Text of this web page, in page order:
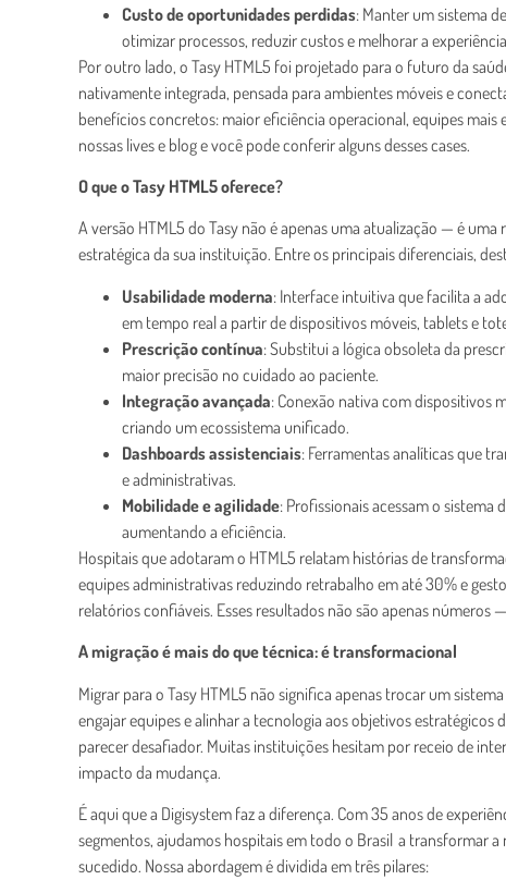
Custo de oportunidades perdidas: Manter um sistema
otimizar processos, reduzir custos e melhorar a
Por outro lado, o Tasy HTML5 foi projetado para o futuro da
nativamente integrada, pensada para ambientes móveis e
benefícios concretos: maior eficiência operacional, equipes mais
nossas lives e blog e você pode conferir alguns desses cases.
O que o Tasy HTML5 oferece?
A versão HTML5 do Tasy não é apenas uma atualização — é
estratégica da sua instituição. Entre os principais diferenciais,
Usabilidade moderna: Interface intuitiva que facilita a
em tempo real a partir de dispositivos móveis, tablets e
Prescrição contínua: Substitui a lógica obsoleta da
maior precisão no cuidado ao paciente.
Integração avançada: Conexão nativa com dispositivos
criando um ecossistema unificado.
Dashboards assistenciais: Ferramentas analíticas que
e administrativas.
Mobilidade e agilidade: Profissionais acessam o
aumentando a eficiência.
Hospitais que adotaram o HTML5 relatam histórias de
equipes administrativas reduzindo retrabalho em até 30% e
relatórios confiáveis. Esses resultados não são apenas números
A migração é mais do que técnica: é transformacional
Migrar para o Tasy HTML5 não significa apenas trocar um
engajar equipes e alinhar a tecnologia aos objetivos
parecer desafiador. Muitas instituições hesitam por receio de
impacto da mudança.
É aqui que a Digisystem faz a diferença. Com 35 anos de
segmentos, ajudamos hospitais em todo o Brasil a transformar
sucedido. Nossa abordagem é dividida em três pilares: